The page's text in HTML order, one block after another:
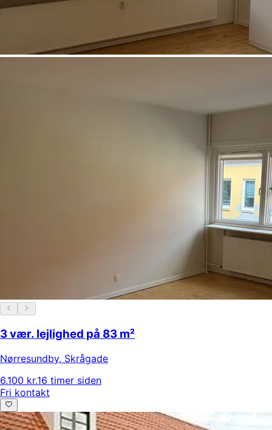
3 vær. lejlighed på 83 m²
Nørresundby, Skrågade
6.100 kr.16 timer siden
Fri kontakt